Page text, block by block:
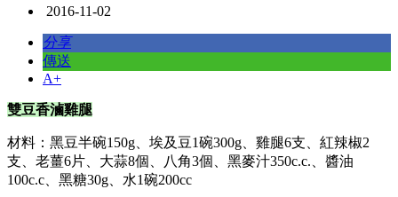
2016-11-02
分享
傳送
A+
雙豆香滷雞腿
材料：黑豆半碗150g、埃及豆1碗300g、雞腿6支、紅辣椒2
支、老薑6片、大蒜8個、八角3個、黑麥汁350c.c.、醬油
100c.c、黑糖30g、水1碗200cc